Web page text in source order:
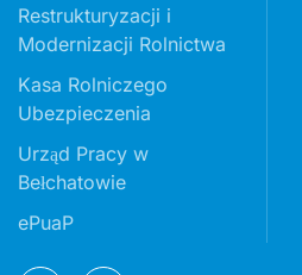
Restrukturyzacji i
Modernizacji Rolnictwa
Kasa Rolniczego
Ubezpieczenia
Urząd Pracy w
Bełchatowie
ePuaP